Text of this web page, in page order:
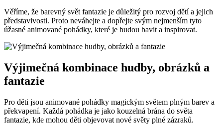
Věříme,​ že barevný‌ svět fantazie⁢ je‍ důležitý pro rozvoj dětí a jejich
⁣představivosti. Proto neváhejte a dopřejte svým nejmenším​ tyto
úžasné animované pohádky, které je budou‌ bavit a inspirovat.
Výjimečná ⁣kombinace hudby, obrázků a
fantazie
Pro ​děti jsou animované⁢ pohádky magickým‍ světem ‍plným barev a
překvapení.​ Každá⁢ pohádka​ je​ jako kouzelná brána do světa
fantazie,⁤ kde mohou děti‌ objevovat nové světy plné zázraků.